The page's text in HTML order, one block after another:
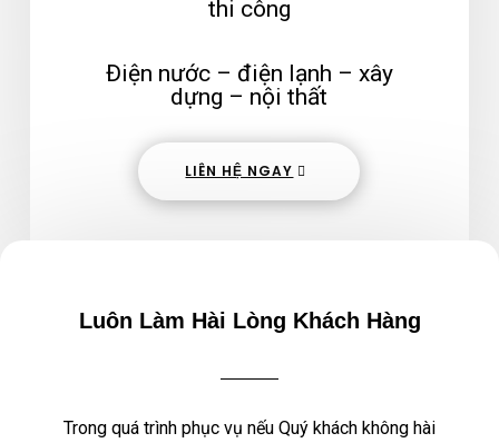
thi công
Điện nước – điện lạnh – xây
dựng – nội thất
LIÊN HỆ NGAY
Luôn Làm Hài Lòng Khách Hàng
Trong quá trình phục vụ nếu Quý khách không hài